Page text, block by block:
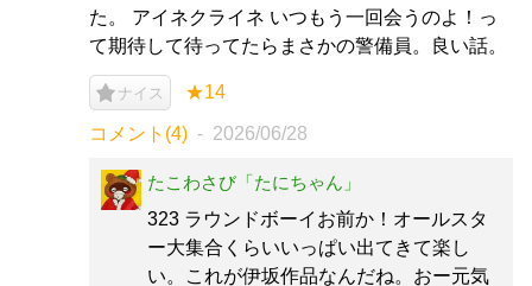
た。 アイネクライネ いつもう一回会うのよ！っ
て期待して待ってたらまさかの警備員。良い話。
ナイス ★14
コメント(4) 2026/06/28
たこわさび「たにちゃん」
323 ラウンドボーイお前か！オールスタ
ー大集合くらいいっぱい出てきて楽し
い。これが伊坂作品なんだね。おー元気